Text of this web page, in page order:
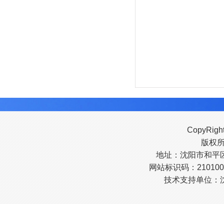
版权
地址：沈阳市和平
网站标识码：
技术支持单位：